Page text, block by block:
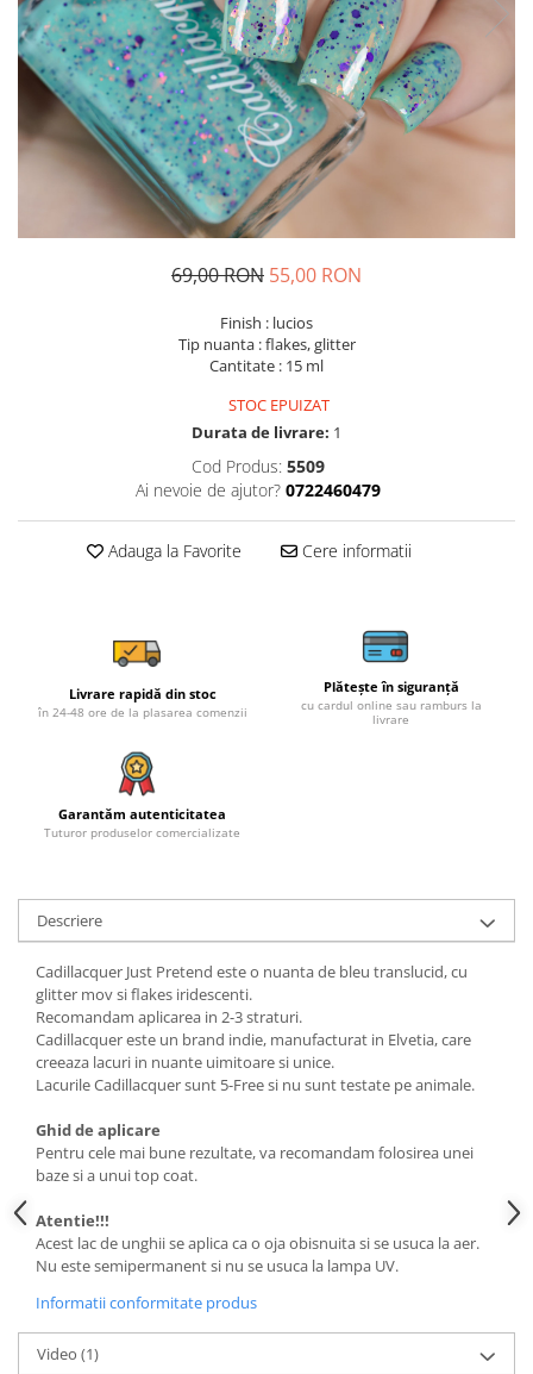
69,00 RON 55,00 RON
Finish : lucios
Tip nuanta : flakes, glitter
Cantitate : 15 ml
STOC EPUIZAT
Durata de livrare: 1
Cod Produs: 5509
Ai nevoie de ajutor? 0722460479
Adauga la Favorite Cere informatii
Livrare rapidă din stoc
în 24-48 ore de la plasarea comenzii
Plătește în siguranță
cu cardul online sau ramburs la
livrare
Garantăm autenticitatea
Tuturor produselor comercializate
Descriere
Cadillacquer Just Pretend este o nuanta de bleu translucid, cu
glitter mov si flakes iridescenti.
Recomandam aplicarea in 2-3 straturi.
Cadillacquer este un brand indie, manufacturat in Elvetia, care
creeaza lacuri in nuante uimitoare si unice.
Lacurile Cadillacquer sunt 5-Free si nu sunt testate pe animale.
Ghid de aplicare
Pentru cele mai bune rezultate, va recomandam folosirea unei
baze si a unui top coat.
Atentie!!!
Acest lac de unghii se aplica ca o oja obisnuita si se usuca la aer.
Nu este semipermanent si nu se usuca la lampa UV.
Informatii conformitate produs
Video (1)